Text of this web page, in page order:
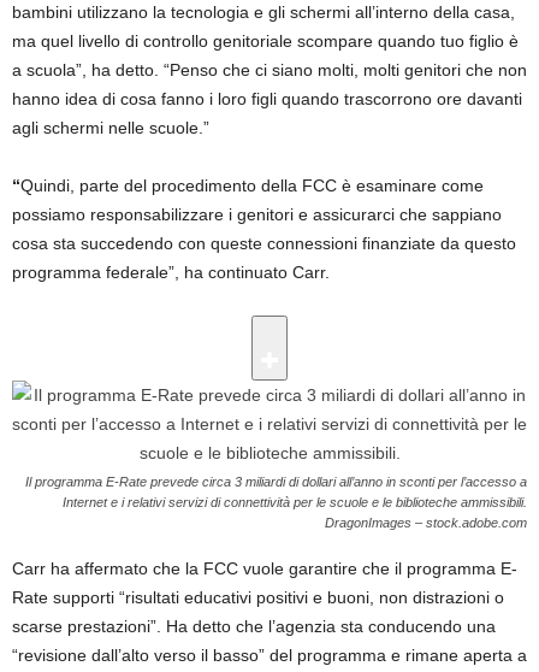
bambini utilizzano la tecnologia e gli schermi all’interno della casa,
ma quel livello di controllo genitoriale scompare quando tuo figlio è
a scuola”, ha detto. “Penso che ci siano molti, molti genitori che non
hanno idea di cosa fanno i loro figli quando trascorrono ore davanti
agli schermi nelle scuole.”
“Quindi, parte del procedimento della FCC è esaminare come
possiamo responsabilizzare i genitori e assicurarci che sappiano
cosa sta succedendo con queste connessioni finanziate da questo
programma federale”, ha continuato Carr.
Il programma E-Rate prevede circa 3 miliardi di dollari all’anno in sconti per l’accesso a
Internet e i relativi servizi di connettività per le scuole e le biblioteche ammissibili.
DragonImages – stock.adobe.com
Carr ha affermato che la FCC vuole garantire che il programma E-
Rate supporti “risultati educativi positivi e buoni, non distrazioni o
scarse prestazioni”. Ha detto che l’agenzia sta conducendo una
“revisione dall’alto verso il basso” del programma e rimane aperta a